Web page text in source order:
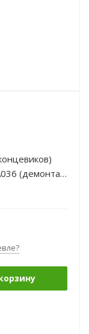
(демонтаж